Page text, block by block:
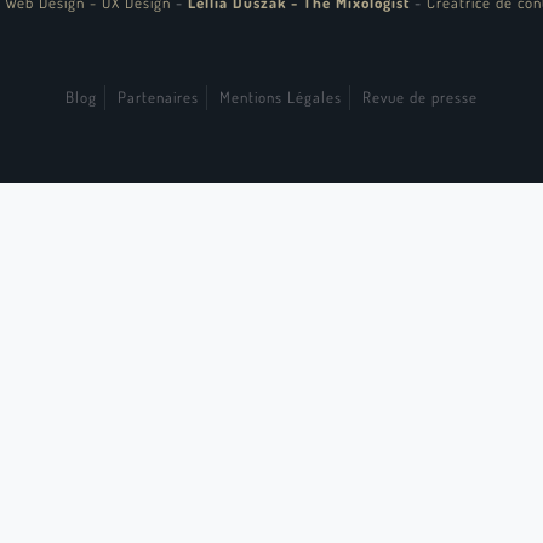
Blog Partenaires Mentions Légales Revue de presse